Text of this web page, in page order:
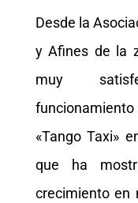
Desde la
y Afines de la
muy
«Tango Taxi»
que ha
crecimiento en